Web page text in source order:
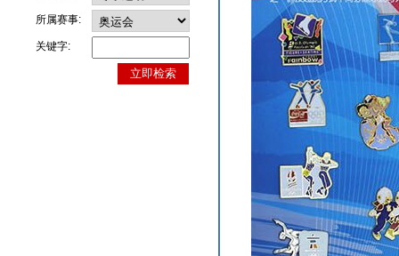
所属赛事:
关键字: